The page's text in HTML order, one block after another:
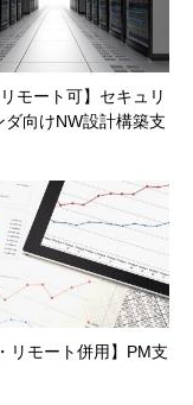
リモート可】セキュリ
ダ向けNW設計構築支
リモート併用】PM支